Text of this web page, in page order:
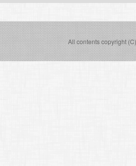
All contents copyright